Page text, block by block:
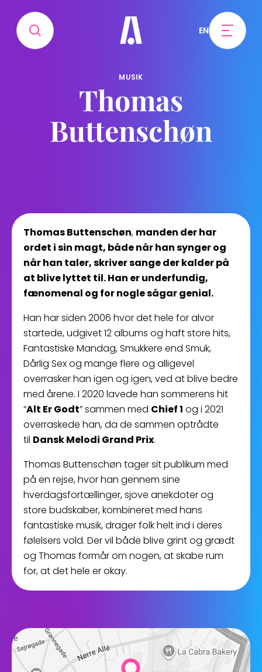
EN
MUSIK
Thomas
Buttenschøn
Thomas Buttenschøn, manden der har
ordet i sin magt, både når han synger og
når han taler, skriver sange der kalder på
at blive lyttet til. Han er underfundig,
fænomenal og for nogle sågar genial.
Han har siden 2006 hvor det hele for alvor
startede, udgivet 12 albums og haft store hits,
Fantastiske Mandag, Smukkere end Smuk,
Dårlig Sex og mange flere og alligevel
overrasker han igen og igen, ved at blive bedre
med årene. I 2020 lavede han sommerens hit
“Alt Er Godt” sammen med Chief 1 og i 2021
overraskede han, da de sammen optrådte
til Dansk Melodi Grand Prix.
Thomas Buttenschøn tager sit publikum med
på en rejse, hvor han gennem sine
hverdagsfortællinger, sjove anekdoter og
store budskaber, kombineret med hans
fantastiske musik, drager folk helt ind i deres
følelsers vold. Der vil både blive grint og grædt
og Thomas formår om nogen, at skabe rum
for, at det hele er okay.